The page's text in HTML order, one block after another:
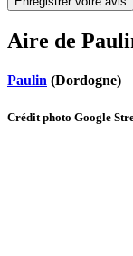
Aire de
Paulin (Dordogne)
Crédit photo Google